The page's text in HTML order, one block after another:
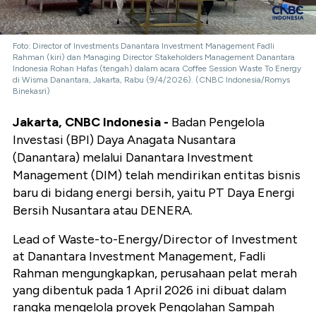
Foto: Director of Investments Danantara Investment Management Fadli
Rahman (kiri) dan Managing Director Stakeholders Management Danantara
Indonesia Rohan Hafas (tengah) dalam acara Coffee Session Waste To Energy
di Wisma Danantara, Jakarta, Rabu (9/4/2026). (CNBC Indonesia/Romys
Binekasri)
Jakarta, CNBC Indonesia - Badan Pengelola
Investasi (BPI) Daya Anagata Nusantara
(Danantara) melalui Danantara Investment
Management (DIM) telah mendirikan entitas bisnis
baru di bidang energi bersih, yaitu PT Daya Energi
Bersih Nusantara atau DENERA.
Lead of Waste-to-Energy/Director of Investment
at Danantara Investment Management, ⁠Fadli
Rahman mengungkapkan, perusahaan pelat merah
yang dibentuk pada 1 April 2026 ini dibuat dalam
rangka mengelola proyek Pengolahan Sampah